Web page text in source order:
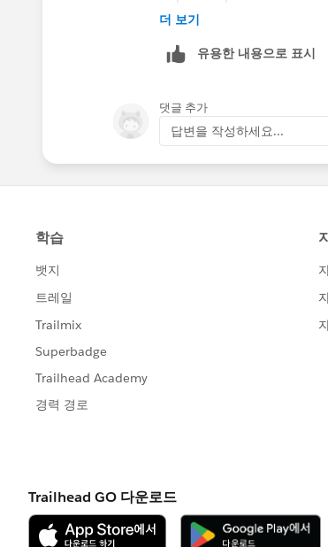
더 보기
유용한 내용으로 표시
댓글 추가
답변을 작성하세요...